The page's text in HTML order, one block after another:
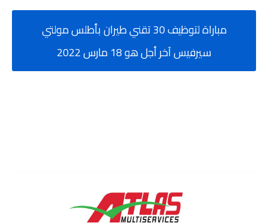
مباراة لتوظيف 30 تقني طيران بأطلس مولتي
سيرفيس آخر أجل هو 18 مارس 2022